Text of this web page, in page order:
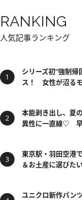
RANKING
人気記事ランキング
シリーズ初“強制帰
ス！ 女性が沼る
本能剥き出し、夏
異性に一直線♡ 早
東京駅・羽田空港
＆お土産に選びた
ユニクロ新作パン